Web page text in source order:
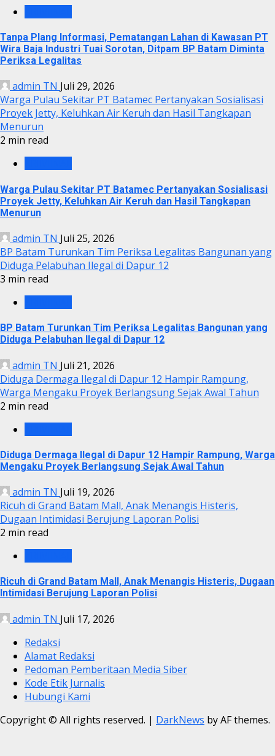
Tanpa Plang Informasi, Pematangan Lahan di Kawasan PT
Wira Baja Industri Tuai Sorotan, Ditpam BP Batam Diminta
Periksa Legalitas
admin TN Juli 29, 2026
Warga Pulau Sekitar PT Batamec Pertanyakan Sosialisasi
Proyek Jetty, Keluhkan Air Keruh dan Hasil Tangkapan
Menurun
2 min read
Warga Pulau Sekitar PT Batamec Pertanyakan Sosialisasi
Proyek Jetty, Keluhkan Air Keruh dan Hasil Tangkapan
Menurun
admin TN Juli 25, 2026
BP Batam Turunkan Tim Periksa Legalitas Bangunan yang
Diduga Pelabuhan Ilegal di Dapur 12
3 min read
BP Batam Turunkan Tim Periksa Legalitas Bangunan yang
Diduga Pelabuhan Ilegal di Dapur 12
admin TN Juli 21, 2026
Diduga Dermaga Ilegal di Dapur 12 Hampir Rampung,
Warga Mengaku Proyek Berlangsung Sejak Awal Tahun
2 min read
Diduga Dermaga Ilegal di Dapur 12 Hampir Rampung, Warga
Mengaku Proyek Berlangsung Sejak Awal Tahun
admin TN Juli 19, 2026
Ricuh di Grand Batam Mall, Anak Menangis Histeris,
Dugaan Intimidasi Berujung Laporan Polisi
2 min read
Ricuh di Grand Batam Mall, Anak Menangis Histeris, Dugaan
Intimidasi Berujung Laporan Polisi
admin TN Juli 17, 2026
Redaksi
Alamat Redaksi
Pedoman Pemberitaan Media Siber
Kode Etik Jurnalis
Hubungi Kami
Copyright © All rights reserved. | DarkNews by AF themes.